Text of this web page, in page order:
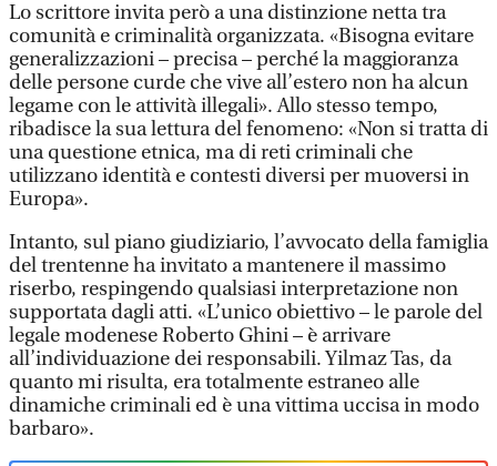
Lo scrittore invita però a una distinzione netta tra
comunità e criminalità organizzata. «Bisogna evitare
generalizzazioni – precisa – perché la maggioranza
delle persone curde che vive all’estero non ha alcun
legame con le attività illegali». Allo stesso tempo,
ribadisce la sua lettura del fenomeno: «Non si tratta di
una questione etnica, ma di reti criminali che
utilizzano identità e contesti diversi per muoversi in
Europa».
Intanto, sul piano giudiziario, l’avvocato della famiglia
del trentenne ha invitato a mantenere il massimo
riserbo, respingendo qualsiasi interpretazione non
supportata dagli atti. «L’unico obiettivo – le parole del
legale modenese Roberto Ghini – è arrivare
all’individuazione dei responsabili. Yilmaz Tas, da
quanto mi risulta, era totalmente estraneo alle
dinamiche criminali ed è una vittima uccisa in modo
barbaro».